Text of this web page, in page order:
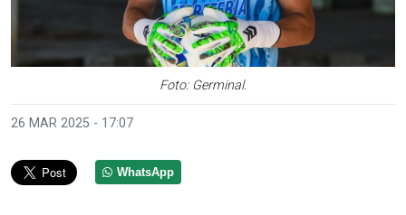
Foto: Germinal.
26 MAR 2025 - 17:07
WhatsApp